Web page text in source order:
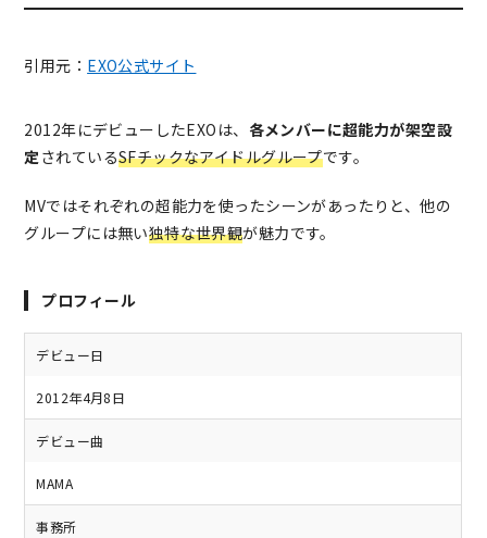
引用元： EXO公式サイト
2012年にデビューしたEXOは、 各メンバーに超能力が架空設
定されているSFチックなアイドルグループです。
MVではそれぞれの超能力を使ったシーンがあったりと、他の
グループには無い独特な世界観が魅力です。
プロフィール
デビュー日
2012年4月8日
デビュー曲
MAMA
事務所